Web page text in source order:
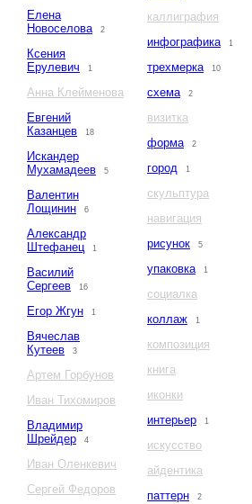
Елена
Новоселова
2
Ксения
Ерулевич
1
Анна Клейменова
Евгений
Казанцев
18
Искандер
Мухамадеев
5
Валентин
Лощинин
6
Александр
Штефанец
1
Василий
Сергеев
16
Егор Жгун 1
Вячеслав
Кутеев
3
Артем Горбунов
Иван Тихомиров
Владимир
Шрейдер
4
Иван Оленкевич
Сергей Федоров
каллиграфия
инфографика
1
трехмерка 10
схема 2
визитка
форма
2
город 1
скульптура
навигация
рисунок
5
упаковка 1
социалка
коллаж
1
композиция
книга
иконки
интерьер
1
искусство
айдентика
паттерн
2